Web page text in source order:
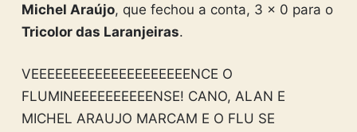
Michel Araújo, que fechou a conta, 3 x 0 para o
Tricolor das Laranjeiras.
VEEEEEEEEEEEEEEEEEEEENCE O
FLUMINEEEEEEEEEENSE! CANO, ALAN E
MICHEL ARAUJO MARCAM E O FLU SE